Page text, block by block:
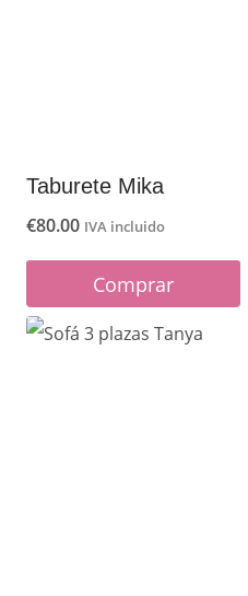
Taburete Mika
€80.00 IVA incluido
Comprar